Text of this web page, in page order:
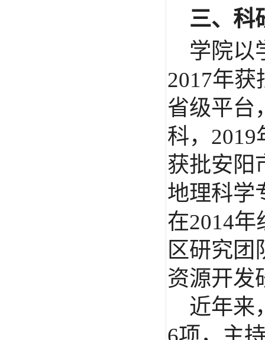
三、科
学院以
2017年获
省级平台
科， 2019
获批安阳
地理科学
在2014年
区研究
资源开发
近年来